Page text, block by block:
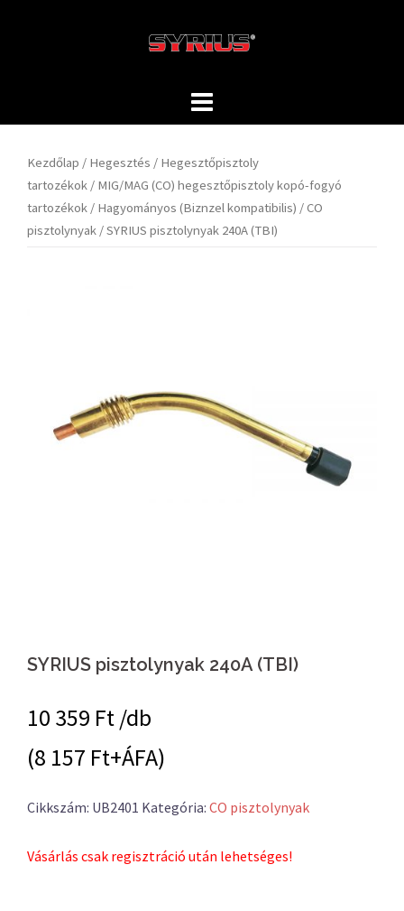
Kezdőlap / Hegesztés / Hegesztőpisztoly
tartozékok / MIG/MAG (CO) hegesztőpisztoly kopó-fogyó
tartozékok / Hagyományos (Biznzel kompatibilis) /CO
pisztolynyak / SYRIUS pisztolynyak 240A (TBI)
SYRIUS pisztolynyak 240A (TBI)
10 359 Ft /db
(8 157 Ft+ÁFA)
Cikkszám: UB2401 Kategória: CO pisztolynyak
Vásárlás csak regisztráció után lehetséges!